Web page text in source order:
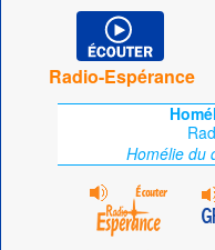
Radio-Espérance
Homélie du